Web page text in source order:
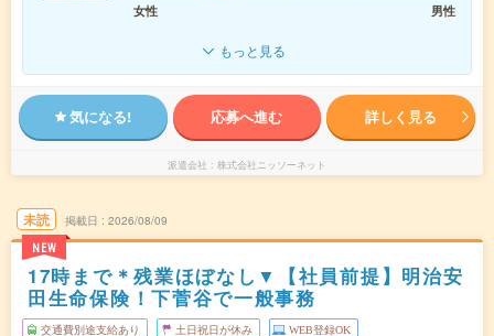
女性
男性
もっと見る
気になる! 応募へ進む 詳しく見る
派遣会社 株式会社ニッソーネット
未読
NEW
掲載日 2026/08/09
17時まで＊残業ほぼなし▼【社員前提】明治安
田生命保険！下菅谷で一般事務
交通費別途支給あり 土日祝日が休み WEB登録OK